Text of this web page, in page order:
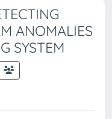
ANOMALIES
SYSTEM